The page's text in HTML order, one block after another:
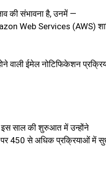
की संभावना है, उनमें —
Web Services (AWS)
वाली ईमेल नोटिफिकेशन
इस साल की शुरुआत में उन्होंने
450 से अधिक प्रक्रियाओं में